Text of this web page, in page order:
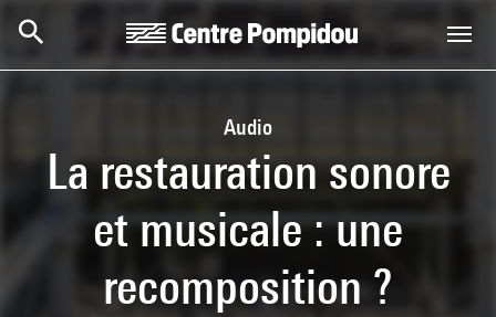
Audio
La restauration sonore
et musicale : une
recomposition ?